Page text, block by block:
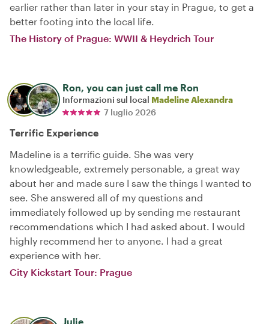
earlier rather than later in your stay in Prague, to get a
better footing into the local life.
The History of Prague: WWII & Heydrich Tour
Ron, you can just call me Ron
Informazioni sul local Madeline Alexandra
7 luglio 2026
Terrific Experience
Madeline is a terrific guide. She was very
knowledgeable, extremely personable, a great way
about her and made sure I saw the things I wanted to
see. She answered all of my questions and
immediately followed up by sending me restaurant
recommendations which I had asked about. I would
highly recommend her to anyone. I had a great
experience with her.
City Kickstart Tour: Prague
Julie